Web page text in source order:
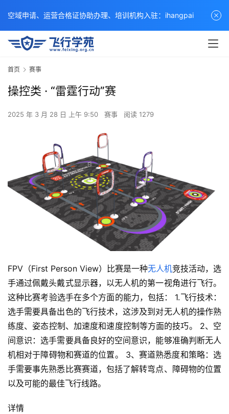
首页 赛事
操控类 · “雷霆行动”赛
2025 年 3 月 28 日 上午 9:50 赛事 阅读 1279
FPV（First Person View）比赛是一种无人机竞技活动，选
手通过佩戴头戴式显示器，以无人机的第一视角进行飞行。
这种比赛考验选手在多个方面的能力，包括： 1.飞行技术：
选手需要具备出色的飞行技术，这涉及到对无人机的操作熟
练度、姿态控制、加速度和速度控制等方面的技巧。 2、空
间意识：选手需要具备良好的空间意识，能够准确判断无人
机相对于障碍物和赛道的位置。 3、赛道熟悉度和策略：选
手需要事先熟悉比赛赛道，包括了解转弯点、障碍物的位置
以及可能的最佳飞行线路。
详情
空域申请、运营合格证协助办理、培训机构入驻：ihangpai